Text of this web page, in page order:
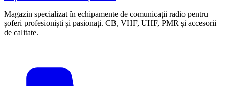
Magazin specializat în echipamente de comunicații radio pentru
șoferi profesioniști și pasionați. CB, VHF, UHF, PMR și accesorii
de calitate.